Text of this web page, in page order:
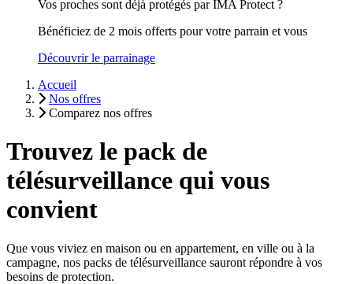
Vos proches sont déjà protégés par IMA Protect ?
Bénéficiez de 2 mois offerts pour votre parrain et vous
Découvrir le parrainage
Accueil
Nos offres
Comparez nos offres
Trouvez le pack de
télésurveillance qui vous
convient
Que vous viviez en maison ou en appartement, en ville ou à la
campagne, nos packs de télésurveillance sauront répondre à vos
besoins de protection.